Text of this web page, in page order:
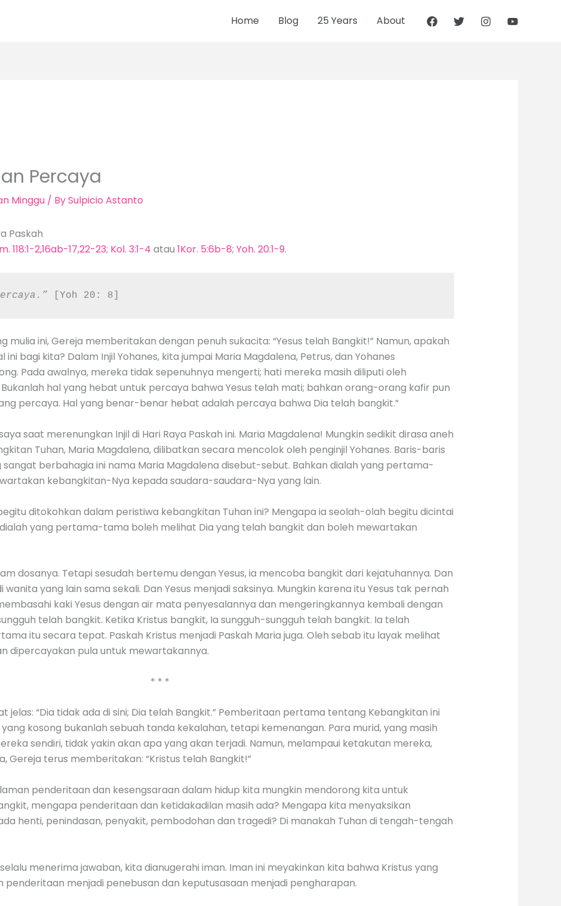
Home Blog 25 Years About
Percaya
Minggu/ BySulpicio Astanto
Paskah
118:1-2,16ab-17,22-23; Kol. 3:1-4 atau 1Kor. 5:6b-8; Yoh. 20:1-9.
[Yoh 20: 8]
mulia ini, Gereja memberitakan dengan penuh sukacita: “Yesus telah Bangkit!” Namun, apakah
ini bagi kita? Dalam Injil Yohanes, kita jumpai Maria Magdalena, Petrus, dan Yohanes
Pada awalnya, mereka tidak sepenuhnya mengerti; hati mereka masih diliputi oleh
hal yang hebat untuk percaya bahwa Yesus telah mati; bahkan orang-orang kafir pun
percaya. Hal yang benar-benar hebat adalah percaya bahwa Dia telah bangkit.”
saat merenungkan Injil di Hari Raya Paskah ini. Maria Magdalena! Mungkin sedikit dirasa aneh
Tuhan, Maria Magdalena, dilibatkan secara mencolok oleh penginjil Yohanes. Baris-baris
berbahagia ini nama Maria Magdalena disebut-sebut. Bahkan dialah yang pertama-
kebangkitan-Nya kepada saudara-saudara-Nya yang lain.
ditokohkan dalam peristiwa kebangkitan Tuhan ini? Mengapa ia seolah-olah begitu dicintai
dialah yang pertama-tama boleh melihat Dia yang telah bangkit dan boleh mewartakan
dosanya. Tetapi sesudah bertemu dengan Yesus, ia mencoba bangkit dari kejatuhannya. Dan
yang lain sama sekali. Dan Yesus menjadi saksinya. Mungkin karena itu Yesus tak pernah
kaki Yesus dengan air mata penyesalannya dan mengeringkannya kembali dengan
telah bangkit. Ketika Kristus bangkit, Ia sungguh-sungguh telah bangkit. Ia telah
itu secara tepat. Paskah Kristus menjadi Paskah Maria juga. Oleh sebab itu layak melihat
dipercayakan pula untuk mewartakannya.
* * *
jelas: “Dia tidak ada di sini; Dia telah Bangkit.” Pemberitaan pertama tentang Kebangkitan ini
kosong bukanlah sebuah tanda kekalahan, tetapi kemenangan. Para murid, yang masih
sendiri, tidak yakin akan apa yang akan terjadi. Namun, melampaui ketakutan mereka,
Gereja terus memberitakan: “Kristus telah Bangkit!”
penderitaan dan kesengsaraan dalam hidup kita mungkin mendorong kita untuk
mengapa penderitaan dan ketidakadilan masih ada? Mengapa kita menyaksikan
henti, penindasan, penyakit, pembodohan dan tragedi? Di manakah Tuhan di tengah-tengah
menerima jawaban, kita dianugerahi iman. Iman ini meyakinkan kita bahwa Kristus yang
penderitaan menjadi penebusan dan keputusasaan menjadi pengharapan.